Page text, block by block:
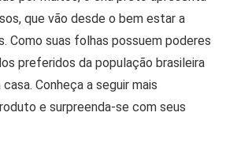
que vão desde o bem estar a
Como suas folhas possuem poderes
preferidos da população brasileira
Conheça a seguir mais
e surpreenda-se com seus